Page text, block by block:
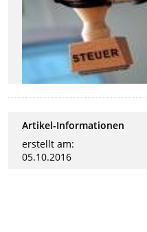
Artikel-Informationen
erstellt am:
05.10.2016